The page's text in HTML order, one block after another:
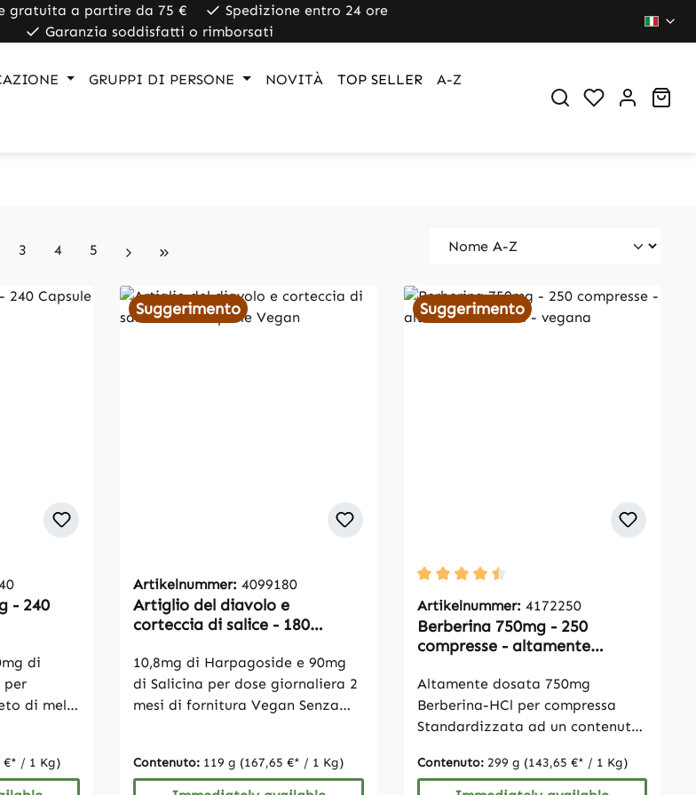
gratuita a partire da 75 €
Spedizione entro 24 ore
Garanzia soddisfatti o rimborsati
GRUPPI DI PERSONE NOVITÀ TOP SELLER A-Z
You have 0
Page
3 Page
4 Page
5
- 240
di
per
di mela
nè
di
€* / 1 Kg)
Suggerimento
Artikelnummer:4099180
Artiglio del diavolo e
corteccia di salice - 180
10,8mg di Harpagoside e 90mg
di Salicina per dose giornaliera 2
mesi di fornitura Vegan Senza
biossido di silicio Avviso: A causa
delle normative legali, non
Contenuto: 119 g (167,65 €* / 1 Kg)
Suggerimento
Average rating of 4.5 out of 5 stars
Artikelnummer: 4172250
Berberina 750mg - 250
compresse - altamente
Altamente dosata 750mg
Berberina-HCl per compressa
Standardizzata ad un contenuto
a 728mg di berberina per
compressa Combinato con lo
Contenuto: 299 g (143,65 €* / 1 Kg)